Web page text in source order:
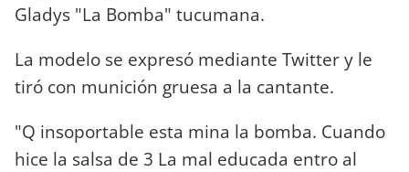
Gladys "La Bomba" tucumana.
La modelo se expresó mediante Twitter y le
tiró con munición gruesa a la cantante.
"Q insoportable esta mina la bomba. Cuando
hice la salsa de 3 La mal educada entro al